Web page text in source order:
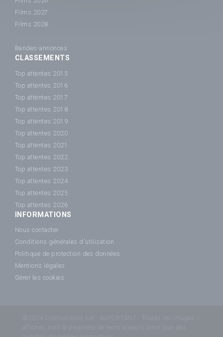
Films 2027
Films 2028
Bandes-annonces
CLASSEMENTS
Top attentes 2015
Top attentes 2016
Top attentes 2017
Top attentes 2018
Top attentes 2019
Top attentes 2020
Top attentes 2021
Top attentes 2022
Top attentes 2023
Top attentes 2024
Top attentes 2025
Top attentes 2026
INFORMATIONS
Nous contacter
Conditions générales d'utilisation
Politique de protection des données
Mentions légales
Gérer les cookies